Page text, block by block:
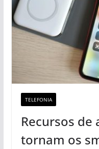
TELEFONIA
Recursos de
tornam os